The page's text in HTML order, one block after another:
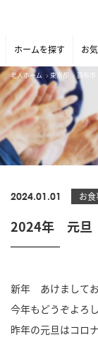
ホームを探す お
老人ホーム 東京都 調布市
2024.01.01 お
2024年 元旦
新年 あけましてお
今年もどうぞよろ
昨年の元旦はコロ